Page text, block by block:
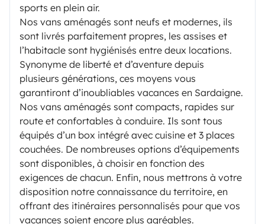
sports en plein air.
Nos vans aménagés sont neufs et modernes, ils
sont livrés parfaitement propres, les assises et
l’habitacle sont hygiénisés entre deux locations.
Synonyme de liberté et d’aventure depuis
plusieurs générations, ces moyens vous
garantiront d’inoubliables vacances en Sardaigne.
Nos vans aménagés sont compacts, rapides sur
route et confortables à conduire. Ils sont tous
équipés d’un box intégré avec cuisine et 3 places
couchées. De nombreuses options d’équipements
sont disponibles, à choisir en fonction des
exigences de chacun. Enfin, nous mettrons à votre
disposition notre connaissance du territoire, en
offrant des itinéraires personnalisés pour que vos
vacances soient encore plus agréables.